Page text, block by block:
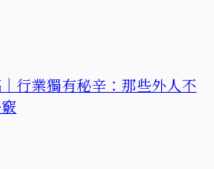
行業獨有秘辛：那些外人不